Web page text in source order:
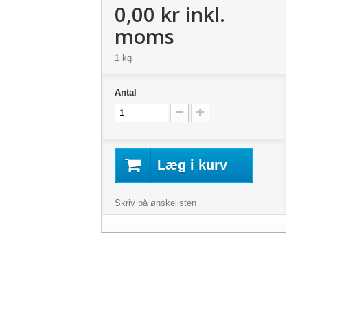
0,00 krinkl.
moms
1 kg
Antal
Læg i kurv
Skriv på ønskelisten